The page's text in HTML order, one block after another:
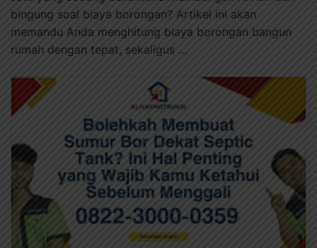
bingung soal biaya borongan? Artikel ini akan
memandu Anda menghitung biaya borongan bangun
rumah dengan tepat, sekaligus …